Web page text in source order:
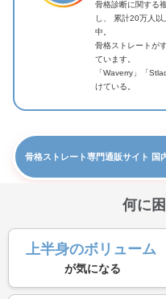
骨格診断に関する
し、 累計20万人
中。
骨格ストレートが
ています。
「Waverry」「
けている。
骨格ストレート専門通販サイト 国
何に
上半身のボリューム
が気になる